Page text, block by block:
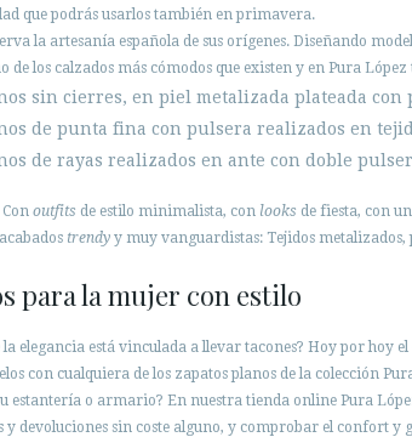
que podrás usarlos también en primavera.
la artesanía española de sus orígenes. Diseñando
de los calzados más cómodos que existen y en Pura
sin cierres, en piel metalizada plateada
de punta fina con pulsera realizados en
de rayas realizados en ante con doble
outfits de estilo minimalista, con looks de fiesta, con
trendy y muy vanguardistas: Tejidos metalizados,
para la mujer con estilo
la elegancia está vinculada a llevar tacones? Hoy por
con cualquiera de los zapatos planos de la colección
estantería o armario? En nuestra tienda online Pura
y devoluciones sin coste alguno, y comprobar el confort